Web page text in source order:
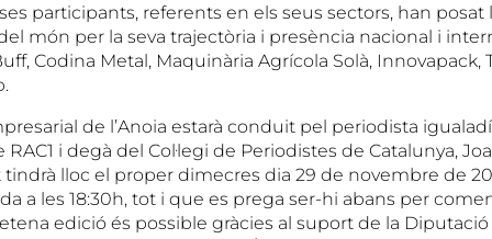
participants, referents en els seus sectors, han posat
món per la seva trajectòria i presència nacional i
Codina Metal, Maquinària Agrícola Solà, Innovapack,
de l’Anoia estarà conduit pel periodista
i degà del Col·legi de Periodistes de Catalunya,
tindrà lloc el proper dimecres dia 29 de novembre de
a les 18:30h, tot i que es prega ser-hi abans per
edició és possible gràcies al suport de la Diputació